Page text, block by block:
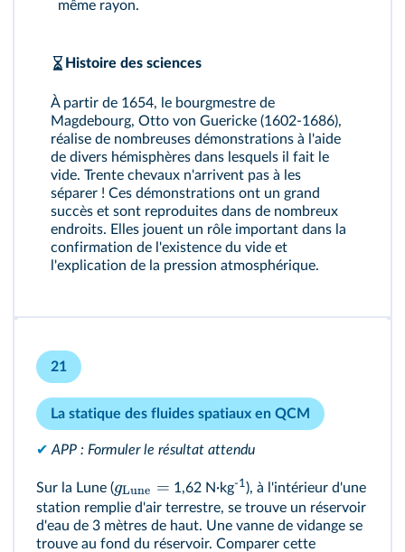
même rayon.
Histoire des sciences
À partir de 1654, le bourgmestre de
Magdebourg, Otto von Guericke (1602-1686),
réalise de nombreuses démonstrations à l'aide
de divers hémisphères dans lesquels il fait le
vide. Trente chevaux n'arrivent pas à les
séparer ! Ces démonstrations ont un grand
succès et sont reproduites dans de nombreux
endroits. Elles jouent un rôle important dans la
confirmation de l'existence du vide et
l'explication de la pression atmosphérique.
21
La statique des fluides spatiaux en QCM
✔ APP : Formuler le résultat attendu
Sur la Lune (gLune = 1,62 N·kg-1), à l'intérieur d'une
station remplie d'air terrestre, se trouve un réservoir
d'eau de 3 mètres de haut. Une vanne de vidange se
trouve au fond du réservoir. Comparer cette